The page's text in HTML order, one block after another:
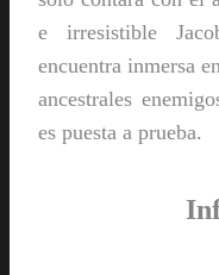
e irresistible
encuentra inmersa
ancestrales
es puesta a prueba.